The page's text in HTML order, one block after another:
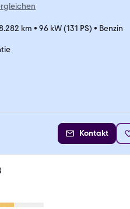
km • 96 kW (131 PS) • Benzin
Kontakt